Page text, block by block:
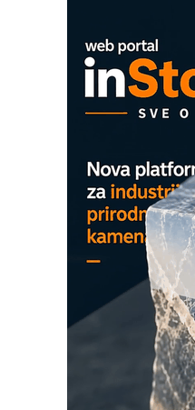
EVOKS
ROSA i
na viši nivo
Detekcija
MAREX - Lim i